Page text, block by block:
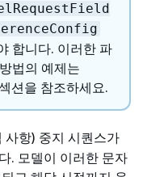
합니다. 이러한 파
법의 예제는
션을 참조하세요.
사항) 중지 시퀀스가
. 모델이 이러한 문자